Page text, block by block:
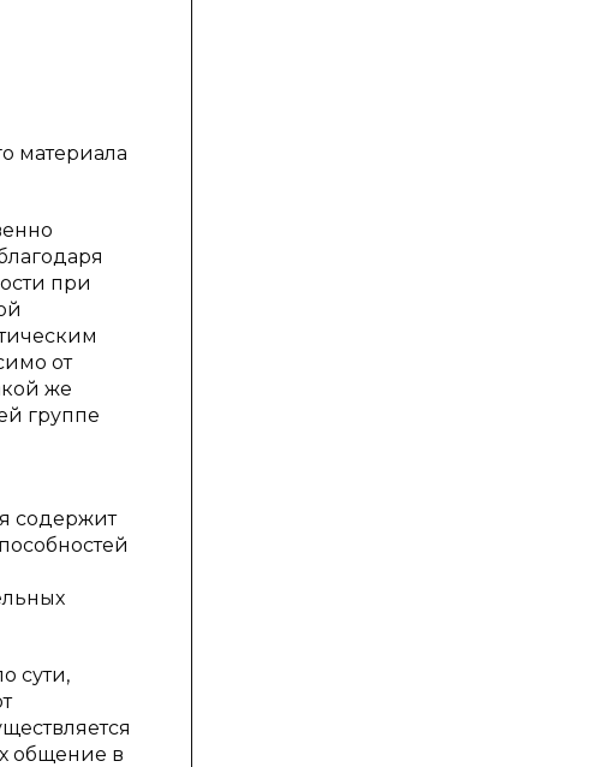
материала
при
от
же
группе
содержит
сути,
общение в